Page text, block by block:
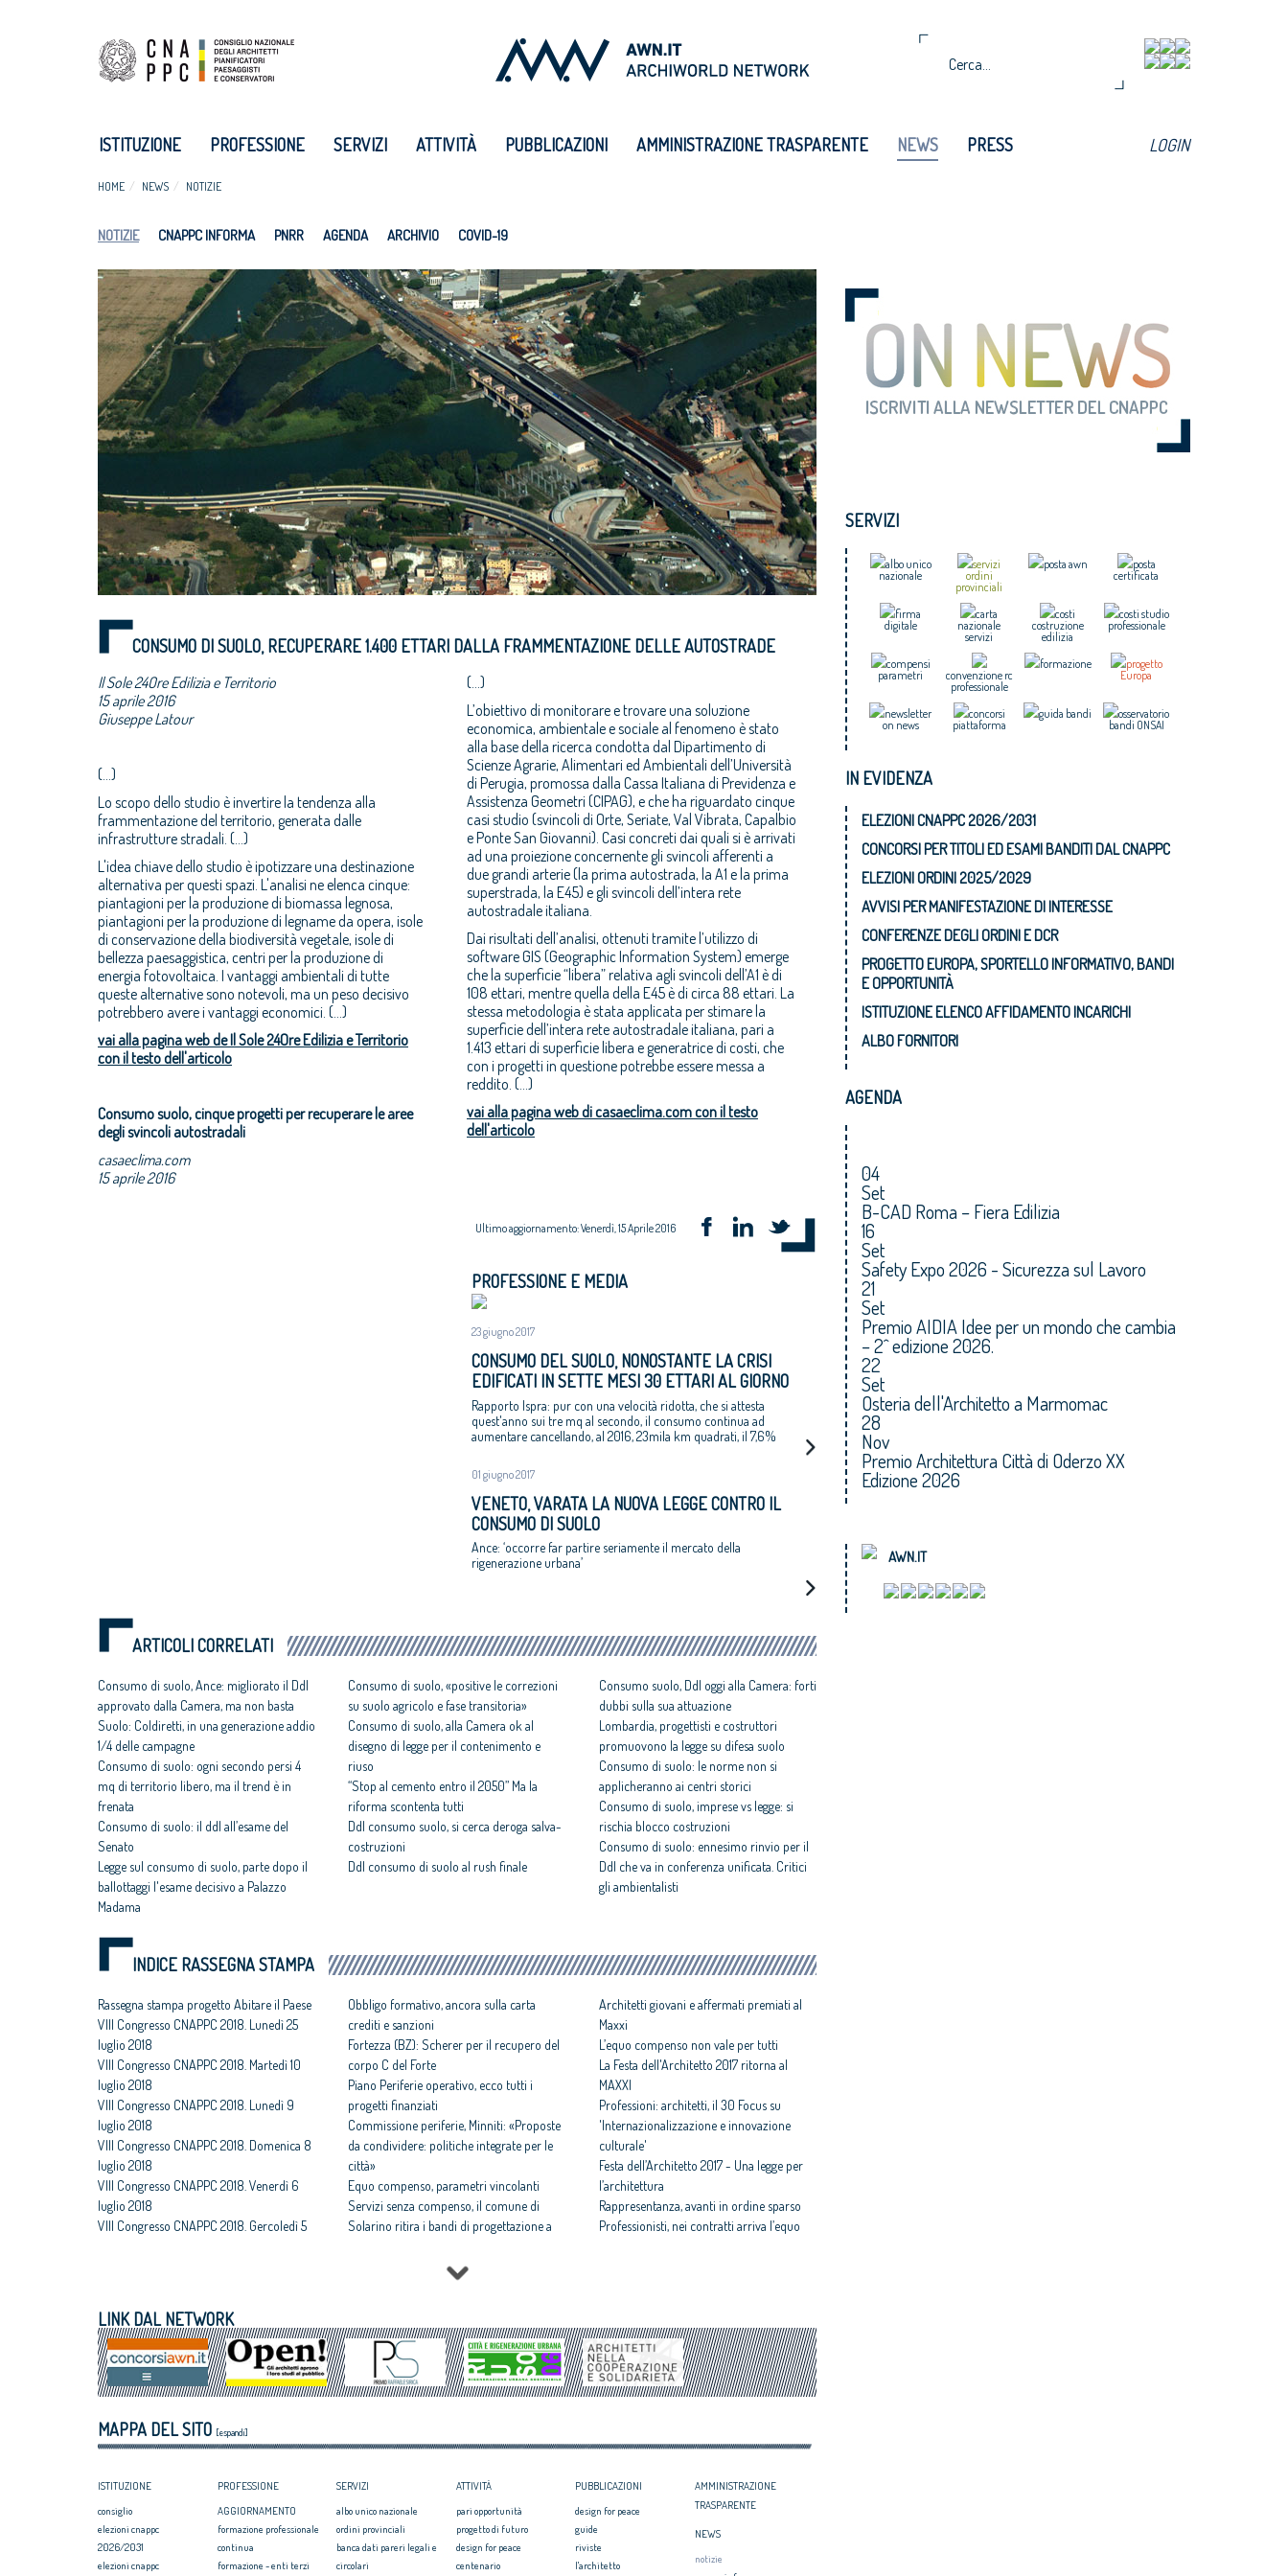
ISTITUZIONE PROFESSIONE SERVIZI ATTIVITÀ PUBBLICAZIONI AMMINISTRAZIONE TRASPARENTE NEWS PRESS LOGIN
HOME NEWS NOTIZIE
NOTIZIE CNAPPC INFORMA PNRR AGENDA ARCHIVIO COVID-19
CONSUMO DI SUOLO, RECUPERARE 1.400 ETTARI DALLA FRAMMENTAZIONE DELLE AUTOSTRADE
Il Sole 24Ore Edilizia e Territorio
15 aprile 2016
Giuseppe Latour
(...)
Lo scopo dello studio è invertire la tendenza alla
frammentazione del territorio, generata dalle
infrastrutture stradali. (...)
L'idea chiave dello studio è ipotizzare una destinazione
alternativa per questi spazi. L'analisi ne elenca cinque:
piantagioni per la produzione di biomassa legnosa,
piantagioni per la produzione di legname da opera, isole
di conservazione della biodiversità vegetale, isole di
bellezza paesaggistica, centri per la produzione di
energia fotovoltaica. I vantaggi ambientali di tutte
queste alternative sono notevoli, ma un peso decisivo
potrebbero avere i vantaggi economici. (...)
vai alla pagina web de Il Sole 24Ore Edilizia e Territorio
con il testo dell'articolo
Consumo suolo, cinque progetti per recuperare le aree
degli svincoli autostradali
casaeclima.com
15 aprile 2016
(...)
L’obiettivo di monitorare e trovare una soluzione
economica, ambientale e sociale al fenomeno è stato
alla base della ricerca condotta dal Dipartimento di
Scienze Agrarie, Alimentari ed Ambientali dell’Università
di Perugia, promossa dalla Cassa Italiana di Previdenza e
Assistenza Geometri (CIPAG), e che ha riguardato cinque
casi studio (svincoli di Orte, Seriate, Val Vibrata, Capalbio
e Ponte San Giovanni). Casi concreti dai quali si è arrivati
ad una proiezione concernente gli svincoli afferenti a
due grandi arterie (la prima autostrada, la A1 e la prima
superstrada, la E45) e gli svincoli dell’intera rete
autostradale italiana.
Dai risultati dell’analisi, ottenuti tramite l’utilizzo di
software GIS (Geographic Information System) emerge
che la superficie “libera” relativa agli svincoli dell’A1 è di
108 ettari, mentre quella della E45 è di circa 88 ettari. La
stessa metodologia è stata applicata per stimare la
superficie dell’intera rete autostradale italiana, pari a
1.413 ettari di superficie libera e generatrice di costi, che
con i progetti in questione potrebbe essere messa a
reddito. (...)
vai alla pagina web di casaeclima.com con il testo
dell'articolo
Ultimo aggiornamento: Venerdì, 15 Aprile 2016
PROFESSIONE E MEDIA
23 giugno 2017
CONSUMO DEL SUOLO, NONOSTANTE LA CRISI
EDIFICATI IN SETTE MESI 30 ETTARI AL GIORNO
Rapporto Ispra: pur con una velocità ridotta, che si attesta
quest'anno sui tre mq al secondo, il consumo continua ad
aumentare cancellando, al 2016, 23mila km quadrati, il 7,6%
01 giugno 2017
VENETO, VARATA LA NUOVA LEGGE CONTRO IL
CONSUMO DI SUOLO
Ance: ‘occorre far partire seriamente il mercato della
rigenerazione urbana’
ARTICOLI CORRELATI
Consumo di suolo, Ance: migliorato il Ddl
approvato dalla Camera, ma non basta
Suolo: Coldiretti, in una generazione addio
1/4 delle campagne
Consumo di suolo: ogni secondo persi 4
mq di territorio libero, ma il trend è in
frenata
Consumo di suolo: il ddl all’esame del
Senato
Legge sul consumo di suolo, parte dopo il
ballottaggi l'esame decisivo a Palazzo
Madama
Consumo di suolo, «positive le correzioni
su suolo agricolo e fase transitoria»
Consumo di suolo, alla Camera ok al
disegno di legge per il contenimento e
riuso
“Stop al cemento entro il 2050” Ma la
riforma scontenta tutti
Ddl consumo suolo, si cerca deroga salva-
costruzioni
Ddl consumo di suolo al rush finale
Consumo suolo, Ddl oggi alla Camera: forti
dubbi sulla sua attuazione
Lombardia, progettisti e costruttori
promuovono la legge su difesa suolo
Consumo di suolo: le norme non si
applicheranno ai centri storici
Consumo di suolo, imprese vs legge: si
rischia blocco costruzioni
Consumo di suolo: ennesimo rinvio per il
Ddl che va in conferenza unificata. Critici
gli ambientalisti
INDICE RASSEGNA STAMPA
Rassegna stampa progetto Abitare il Paese
VIII Congresso CNAPPC 2018. Lunedì 25
luglio 2018
VIII Congresso CNAPPC 2018. Martedì 10
luglio 2018
VIII Congresso CNAPPC 2018. Lunedì 9
luglio 2018
VIII Congresso CNAPPC 2018. Domenica 8
luglio 2018
VIII Congresso CNAPPC 2018. Venerdì 6
luglio 2018
VIII Congresso CNAPPC 2018. Gercoledì 5
luglio 2018
VIII Congresso CNAPPC 2018. Domenica 1
luglio 2018
Obbligo formativo, ancora sulla carta
crediti e sanzioni
Fortezza (BZ): Scherer per il recupero del
corpo C del Forte
Piano Periferie operativo, ecco tutti i
progetti finanziati
Commissione periferie, Minniti: «Proposte
da condividere: politiche integrate per le
città»
Equo compenso, parametri vincolanti
Servizi senza compenso, il comune di
Solarino ritira i bandi di progettazione a
All'architettura rispettosa dello studio
caravatti_caravatti il Premio architetto
Assegnati premi Architetto italiano e
Giovane talento 2017
Equo compenso, il CNAPPC ricorre alla
Corte Europea dei Diritti dell’Uomo
Architetti giovani e affermati premiati al
Maxxi
L’equo compenso non vale per tutti
La Festa dell'Architetto 2017 ritorna al
MAXXI
Professioni: architetti, il 30 Focus su
'Internazionalizzazione e innovazione
culturale'
Festa dell’Architetto 2017 - Una legge per
l’architettura
Rappresentanza, avanti in ordine sparso
Professionisti, nei contratti arriva l’equo
degradate
Architetti: 'Comune e Consiglio di Stato,
svilito interesse pubblico'
LINK DAL NETWORK
MAPPA DEL SITO [espandi]
ISTITUZIONE
consiglio
elezioni cnappc
2026/2031
elezioni cnappc
PROFESSIONE
AGGIORNAMENTO
formazione professionale
continua
formazione - enti terzi
SERVIZI
albo unico nazionale
ordini provinciali
banca dati pareri legali e
circolari
ATTIVITÀ
pari opportunità
progetto di futuro
design for peace
centenario
PUBBLICAZIONI
design for peace
guide
riviste
l'architetto
AMMINISTRAZIONE
TRASPARENTE
NEWS
notizie
SERVIZI
albo unico
nazionale
servizi
ordini
provinciali
posta awn
posta
certificata
firma
digitale
carta
nazionale
servizi
costi
costruzione
edilizia
costi studio
professionale
compensi
parametri
convenzione rc
professionale
formazione
progetto
Europa
newsletter
on news
concorsi
piattaforma
guida bandi
osservatorio
bandi ONSAI
IN EVIDENZA
ELEZIONI CNAPPC 2026/2031
CONCORSI PER TITOLI ED ESAMI BANDITI DAL CNAPPC
ELEZIONI ORDINI 2025/2029
AVVISI PER MANIFESTAZIONE DI INTERESSE
CONFERENZE DEGLI ORDINI E DCR
PROGETTO EUROPA, SPORTELLO INFORMATIVO, BANDI
E OPPORTUNITÀ
ISTITUZIONE ELENCO AFFIDAMENTO INCARICHI
ALBO FORNITORI
AGENDA
04
Set
B-CAD Roma – Fiera Edilizia
16
Set
Safety Expo 2026 - Sicurezza sul Lavoro
21
Set
Premio AIDIA Idee per un mondo che cambia
– 2^ edizione 2026.
22
Set
Osteria dell'Architetto a Marmomac
28
Nov
Premio Architettura Città di Oderzo XX
Edizione 2026
AWN.IT